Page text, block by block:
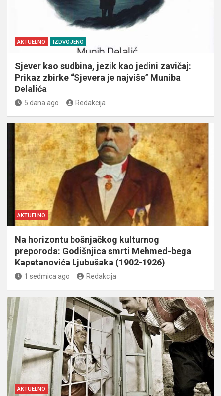
AKTUELNO IZDVOJENO
Sjever kao sudbina, jezik kao jedini zavičaj:
Prikaz zbirke “Sjevera je najviše” Muniba
Delalića
5 dana ago Redakcija
AKTUELNO
Na horizontu bošnjačkog kulturnog
preporoda: Godišnjica smrti Mehmed-bega
Kapetanovića Ljubušaka (1902-1926)
1 sedmica ago Redakcija
AKTUELNO